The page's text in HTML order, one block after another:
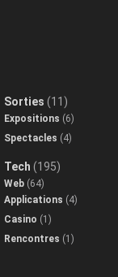
Sorties (11)
Expositions (6)
Spectacles (4)
Tech (195)
Web (64)
Applications (4)
Casino (1)
Rencontres (1)